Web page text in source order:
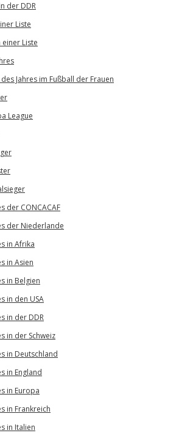
der DDR
Liste
einer Liste
Jahres im Fußball der Frauen
League
der CONCACAF
der Niederlande
in Afrika
in Asien
in Belgien
in den USA
in der DDR
in der Schweiz
in Deutschland
in England
in Europa
in Frankreich
in Italien